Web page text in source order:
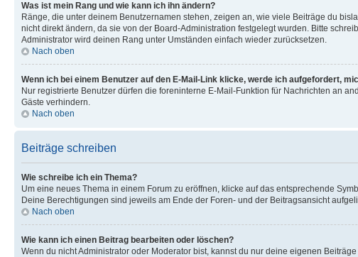
Was ist mein Rang und wie kann ich ihn ändern?
Ränge, die unter deinem Benutzernamen stehen, zeigen an, wie viele Beiträge du
nicht direkt ändern, da sie von der Board-Administration festgelegt wurden. Bitte
Administrator wird deinen Rang unter Umständen einfach wieder zurücksetzen.
Nach oben
Wenn ich bei einem Benutzer auf den E-Mail-Link klicke, werde ich aufgefordert,
Nur registrierte Benutzer dürfen die foreninterne E-Mail-Funktion für Nachrichten an
Gäste verhindern.
Nach oben
Beiträge schreiben
Wie schreibe ich ein Thema?
Um eine neues Thema in einem Forum zu eröffnen, klicke auf das entsprechende
Deine Berechtigungen sind jeweils am Ende der Foren- und der Beitragsansicht
Nach oben
Wie kann ich einen Beitrag bearbeiten oder löschen?
Wenn du nicht Administrator oder Moderator bist, kannst du nur deine eigenen